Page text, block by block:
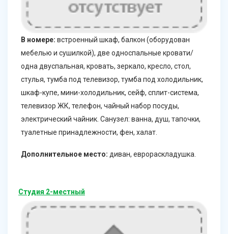
В номере: встроенный шкаф, балкон (оборудован
мебелью и сушилкой), две односпальные кровати/
одна двуспальная, кровать, зеркало, кресло, стол,
стулья, тумба под телевизор, тумба под холодильник,
шкаф-купе, мини-холодильник, сейф, сплит-система,
телевизор ЖК, телефон, чайный набор посуды,
электрический чайник. Санузел: ванна, душ, тапочки,
туалетные принадлежности, фен, халат.
Дополнительное место: диван, еврораскладушка.
Студия 2-местный